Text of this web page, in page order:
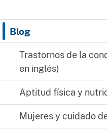
Blog
Trastornos de la
en inglés)
Aptitud física y
Mujeres y cuidado